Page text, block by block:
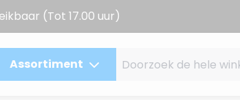
(Tot 17.00 uur)
Assortiment